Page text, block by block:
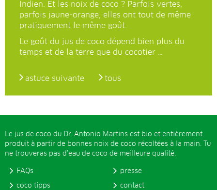
Indien. Et les noix de coco ? Parfois vertes,
parfois jaune-orange, elles ont tout de même
pratiquement le même goût.
Le goût du jus de coco dépend bien plus du
temps et de la terre que du cocotier …
astuce suivante tous
Le jus de coco du Dr. Antonio Martins est bio et entièrement
produit à partir de bonnes noix de coco récoltées à la main. Tu
ne trouveras pas d’eau de coco de meilleure qualité.
FAQs
coco tipps
presse
contact